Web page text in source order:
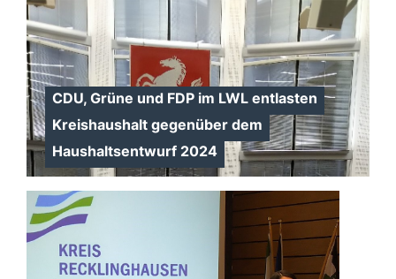
CDU, Grüne und FDP im LWL entlasten
Kreishaushalt gegenüber dem
Haushaltsentwurf 2024